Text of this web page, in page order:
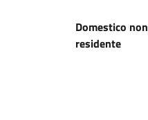
Domestico non
residente